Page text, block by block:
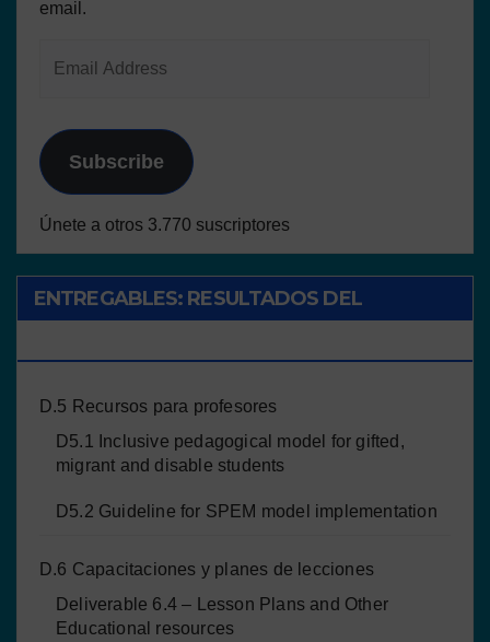
email.
Subscribe
Únete a otros 3.770 suscriptores
ENTREGABLES: RESULTADOS DEL
D.5 Recursos para profesores
D5.1 Inclusive pedagogical model for gifted,
migrant and disable students
D5.2 Guideline for SPEM model implementation
D.6 Capacitaciones y planes de lecciones
Deliverable 6.4 – Lesson Plans and Other
Educational resources